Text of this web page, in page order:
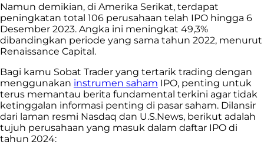
Namun demikian, di Amerika Serikat, terdapat
peningkatan total 106 perusahaan telah IPO hingga 6
Desember 2023. Angka ini meningkat 49,3%
dibandingkan periode yang sama tahun 2022, menurut
Renaissance Capital.
Bagi kamu Sobat Trader yang tertarik trading dengan
menggunakan instrumen saham IPO, penting untuk
terus memantau berita fundamental terkini agar tidak
ketinggalan informasi penting di pasar saham. Dilansir
dari laman resmi Nasdaq dan U.S.News, berikut adalah
tujuh perusahaan yang masuk dalam daftar IPO di
tahun 2024: